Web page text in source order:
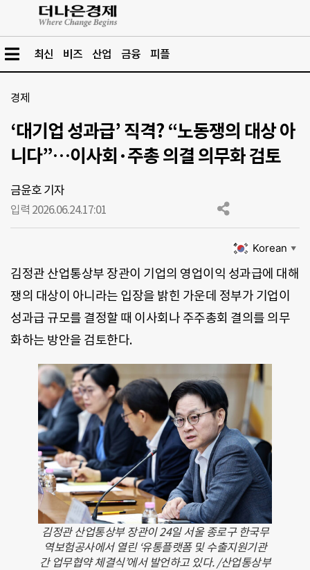
최신 비즈 산업 금융 피플
경제
‘대기업 성과급’ 직격? “노동쟁의 대상 아
니다”…이사회·주총 의결 의무화 검토
금윤호 기자
입력 2026.06.24.17:01
Korean ▼
김정관 산업통상부 장관이 기업의 영업이익 성과급에 대해
쟁의 대상이 아니라는 입장을 밝힌 가운데 정부가 기업이
성과급 규모를 결정할 때 이사회나 주주총회 결의를 의무
화하는 방안을 검토한다.
김정관 산업통상부 장관이 24일 서울 종로구 한국무
역보험공사에서 열린 ‘유통플랫폼 및 수출지원기관
간 업무협약 체결식’에서 발언하고 있다. /산업통상부